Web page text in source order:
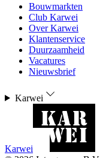
Bouwmarkten
Club Karwei
Over Karwei
Klantenservice
Duurzaamheid
Vacatures
Nieuwsbrief
Karwei
Karwei